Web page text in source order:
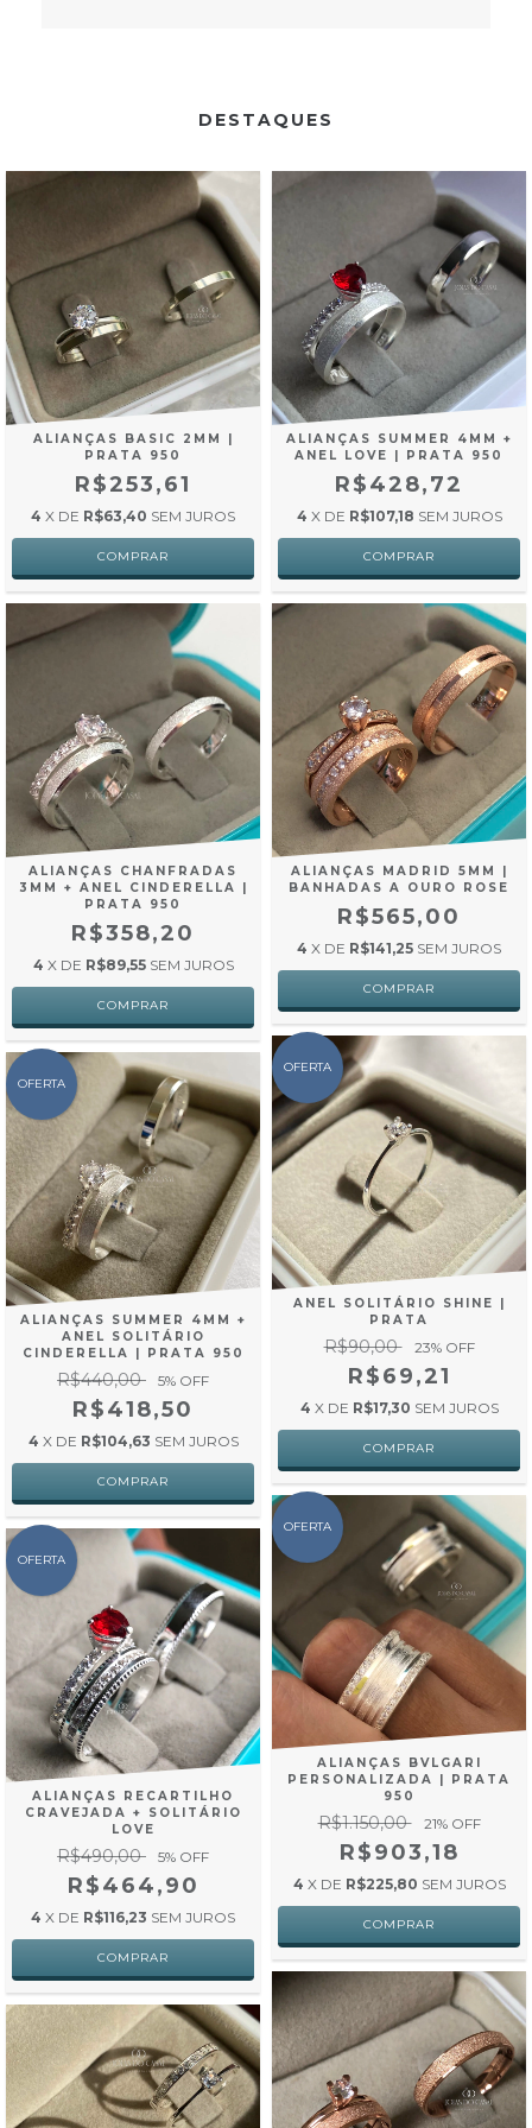
DESTAQUES
ALIANÇAS BASIC 2MM |
PRATA 950
R$253,61
4 X DE R$63,40 SEM JUROS
ALIANÇAS SUMMER 4MM +
ANEL LOVE | PRATA 950
R$428,72
4 X DE R$107,18 SEM JUROS
ALIANÇAS CHANFRADAS
3MM + ANEL CINDERELLA |
PRATA 950
R$358,20
4 X DE R$89,55 SEM JUROS
ALIANÇAS MADRID 5MM |
BANHADAS A OURO ROSE
R$565,00
4 X DE R$141,25 SEM JUROS
OFERTA
ALIANÇAS SUMMER 4MM +
ANEL SOLITÁRIO
CINDERELLA | PRATA 950
R$440,00 5% OFF
R$418,50
4 X DE R$104,63 SEM JUROS
OFERTA
ANEL SOLITÁRIO SHINE |
PRATA
R$90,00 23% OFF
R$69,21
4 X DE R$17,30 SEM JUROS
OFERTA
ALIANÇAS RECARTILHO
CRAVEJADA + SOLITÁRIO
LOVE
R$490,00 5% OFF
R$464,90
4 X DE R$116,23 SEM JUROS
OFERTA
ALIANÇAS BVLGARI
PERSONALIZADA | PRATA
950
R$1.150,00 21% OFF
R$903,18
4 X DE R$225,80 SEM JUROS